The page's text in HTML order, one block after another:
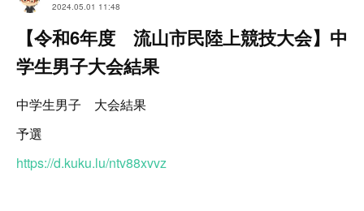
2024.05.01 11:48
【令和6年度 流山市民陸上競技大会】中
学生男子大会結果
中学生男子 大会結果
予選
https://d.kuku.lu/ntv88xvvz